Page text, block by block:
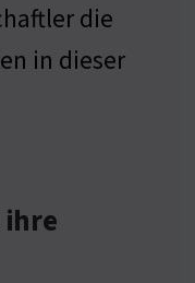
die
in dieser
ihre